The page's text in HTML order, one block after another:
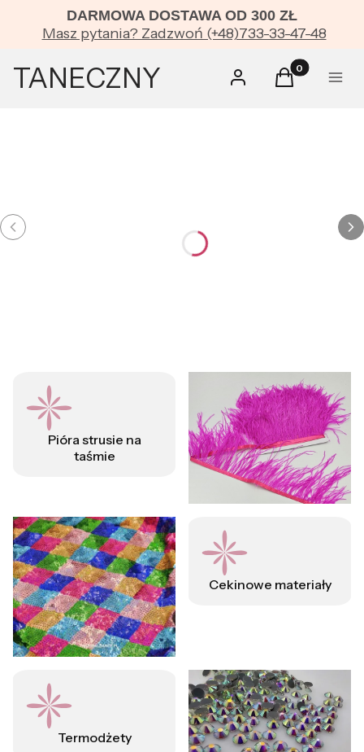
DARMOWA DOSTAWA OD 300 ZŁ
Masz pytania? Zadzwoń (+48)733-33-47-48
TANECZNY Zaloguj sięProdukty w
Koszyk Menu
kategorie
Pióra strusie na
taśmie
Cekinowe materiały
Termodżety